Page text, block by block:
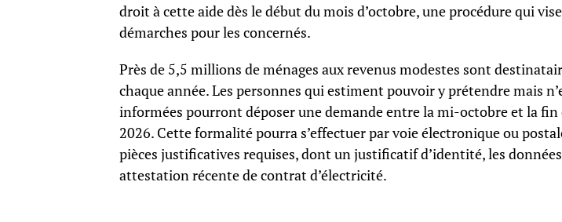
droit à cette aide dès le début du mois d’octobre, une procédure qui
démarches pour les concernés.
Près de 5,5 millions de ménages aux revenus modestes sont
chaque année. Les personnes qui estiment pouvoir y prétendre mais
informées pourront déposer une demande entre la mi-octobre et la fin
2026. Cette formalité pourra s’effectuer par voie électronique ou
pièces justificatives requises, dont un justificatif d’identité, les
attestation récente de contrat d’électricité.